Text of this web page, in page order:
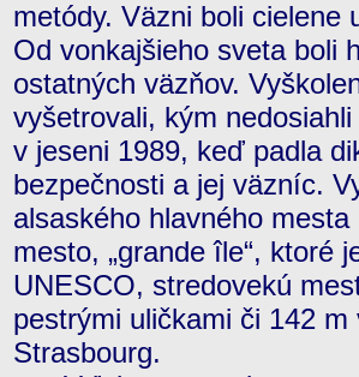
metódy. Väzni boli cielene
Od vonkajšieho sveta boli
ostatných väzňov.
vyšetrovali, kým
v jeseni 1989, keď padla
bezpečnosti a jej väzníc.
alsaského hlavného
mesto, „grande île“, ktoré
UNESCO, stredovekú
pestrými uličkami či 142
Strasbourg.